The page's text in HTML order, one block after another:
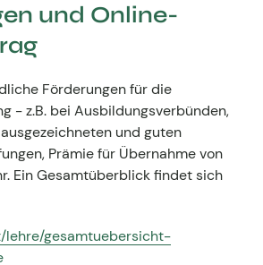
und Online-
Förderungen für die
- z.B. bei Ausbildungsverbünden,
und guten
Prämie für Übernahme von
Ein Gesamtüberblick findet sich
lehre/gesamtuebersicht-